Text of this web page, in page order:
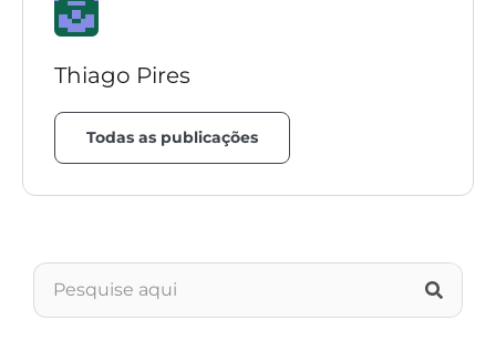
Thiago Pires
Todas as publicações